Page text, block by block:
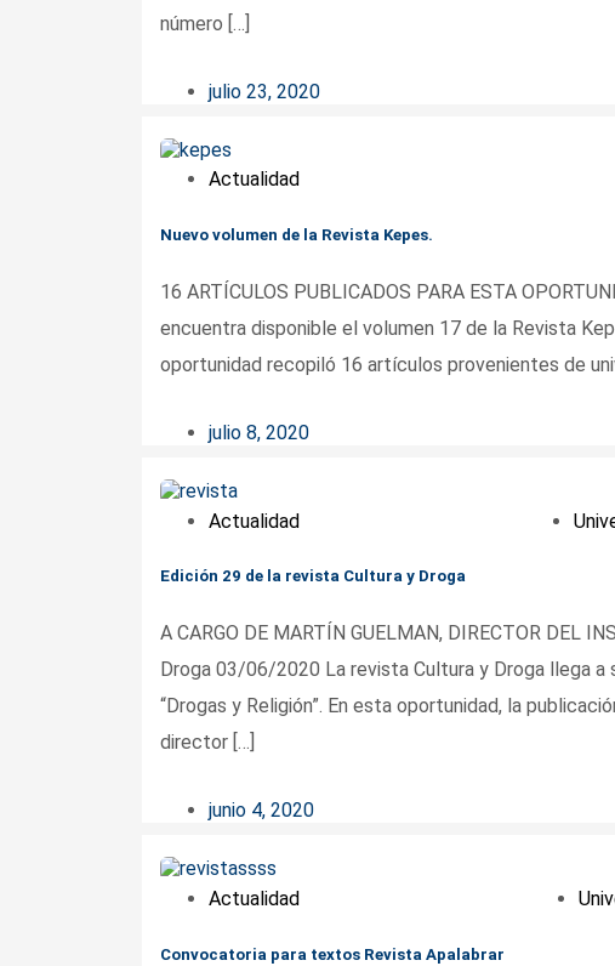
número […]
julio 23, 2020
Actualidad
Nuevo volumen de la Revista Kepes.
16 ARTÍCULOS PUBLICADOS PARA ESTA
encuentra disponible el volumen 17 de la Revista
oportunidad recopiló 16 artículos provenientes de
julio 8, 2020
Actualidad
Edición 29 de la revista Cultura y Droga
A CARGO DE MARTÍN GUELMAN, DIRECTOR DEL
Droga 03/06/2020 La revista Cultura y Droga llega
“Drogas y Religión”. En esta oportunidad, la
director […]
junio 4, 2020
Actualidad
Convocatoria para textos Revista Apalabrar